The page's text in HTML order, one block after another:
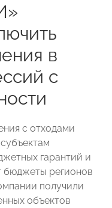
в
с
с отходами
гарантий и
бюджеты регионов
получили
объектов